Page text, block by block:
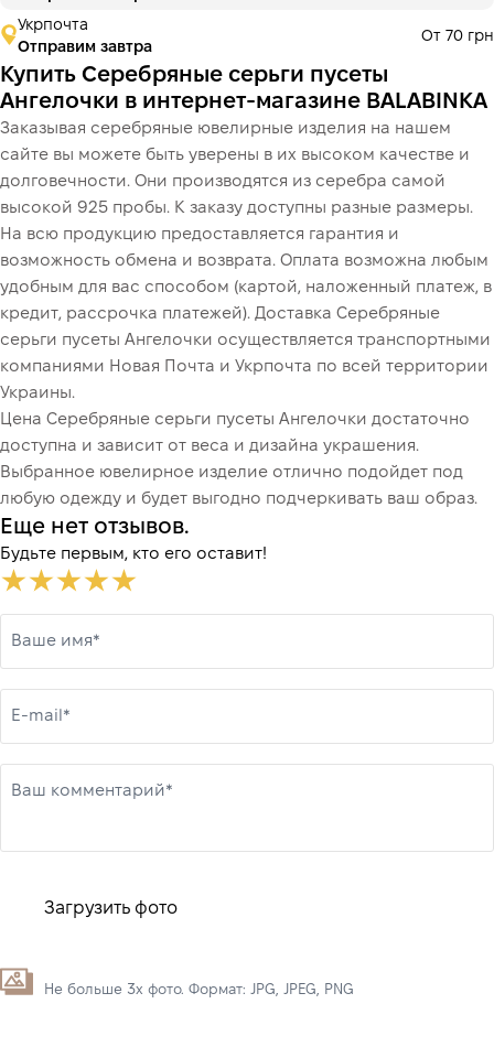
Укрпочта
Отправим завтра
От 70 грн
Купить Серебряные серьги пусеты
Ангелочки в интернет-магазине BALABINKA
Заказывая серебряные ювелирные изделия на нашем
сайте вы можете быть уверены в их высоком качестве и
долговечности. Они производятся из серебра самой
высокой 925 пробы. К заказу доступны разные размеры.
На всю продукцию предоставляется гарантия и
возможность обмена и возврата. Оплата возможна любым
удобным для вас способом (картой, наложенный платеж, в
кредит, рассрочка платежей). Доставка Серебряные
серьги пусеты Ангелочки осуществляется транспортными
компаниями Новая Почта и Укрпочта по всей территории
Украины.
Цена Серебряные серьги пусеты Ангелочки достаточно
доступна и зависит от веса и дизайна украшения.
Выбранное ювелирное изделие отлично подойдет под
любую одежду и будет выгодно подчеркивать ваш образ.
Еще нет отзывов.
Будьте первым, кто его оставит!
Ваше имя*
E-mail*
Ваш комментарий*
Загрузить фото
Не больше 3х фото. Формат: JPG, JPEG, PNG